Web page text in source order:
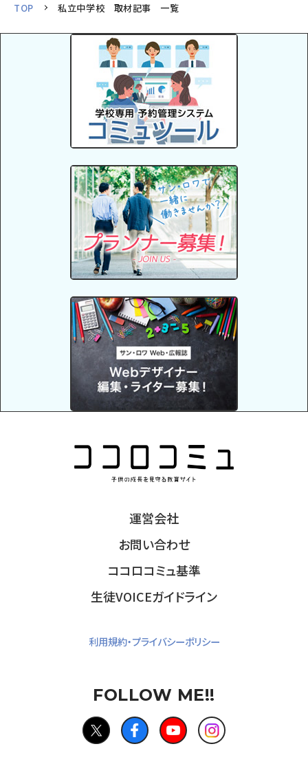
TOP 私立中学校 取材記事 一覧
運営会社
お問い合わせ
ココロコミュ基準
生徒VOICEガイドライン
FOLLOW ME!!
利用規約・プライバシーポリシー